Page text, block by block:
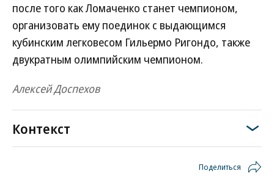
после того как Ломаченко станет чемпионом,
организовать ему поединок с выдающимся
кубинским легковесом Гильермо Ригондо, также
двукратным олимпийским чемпионом.
Алексей Доспехов
Контекст
Поделиться